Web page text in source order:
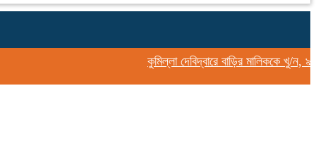
কুমিল্লা দেবিদ্বারে বাড়ির মালিককে খু/ন, ৯